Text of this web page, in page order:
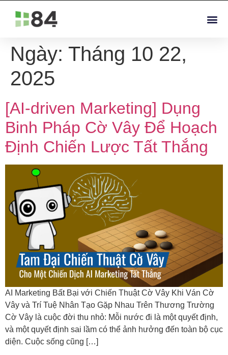
Ngày: Tháng 10 22,
2025
[AI-driven Marketing] Dụng
Binh Pháp Cờ Vây Để Hoạch
Định Chiến Lược Tất Thắng
AI Marketing Bất Bại với Chiến Thuật Cờ Vây Khi Ván Cờ
Vây và Trí Tuệ Nhân Tạo Gặp Nhau Trên Thương Trường
Cờ Vây là cuộc đời thu nhỏ: Mỗi nước đi là một quyết định,
và một quyết định sai lầm có thể ảnh hưởng đến toàn bộ cục
diện. Cuộc sống cũng […]